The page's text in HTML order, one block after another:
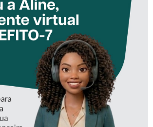
A ‘ALINE’,
VIRTUAL DO
CREFITO-7